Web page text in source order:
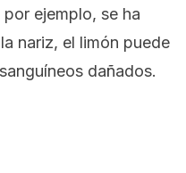
ejemplo, se ha
nariz, el limón puede
dañados.